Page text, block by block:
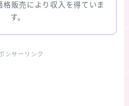
格販売により収入を得ていま
す。
ンサーリンク